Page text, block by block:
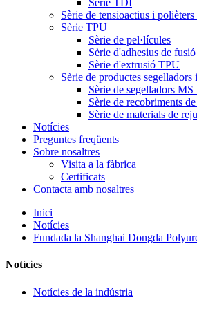
Sèrie TDI
Sèrie de tensioactius i polièters
Sèrie TPU
Sèrie de pel·lícules
Sèrie d'adhesius de
Sèrie d'extrusió TPU
Sèrie de productes segelladors
Sèrie de segelladors
Sèrie de recobriments
Sèrie de materials de
Notícies
Preguntes freqüents
Sobre nosaltres
Visita a la fàbrica
Certificats
Contacta amb nosaltres
Inici
Notícies
Fundada la Shanghai Dongda
Notícies
Notícies de la indústria